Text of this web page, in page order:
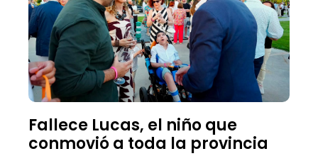
Fallece Lucas, el niño que
conmovió a toda la provincia